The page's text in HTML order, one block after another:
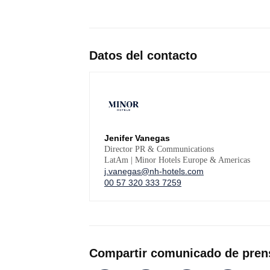
Datos del contacto
Jenifer Vanegas
Director PR & Communications
LatAm | Minor Hotels Europe & Americas
j.vanegas@nh-hotels.com
00 57 320 333 7259
Compartir comunicado de